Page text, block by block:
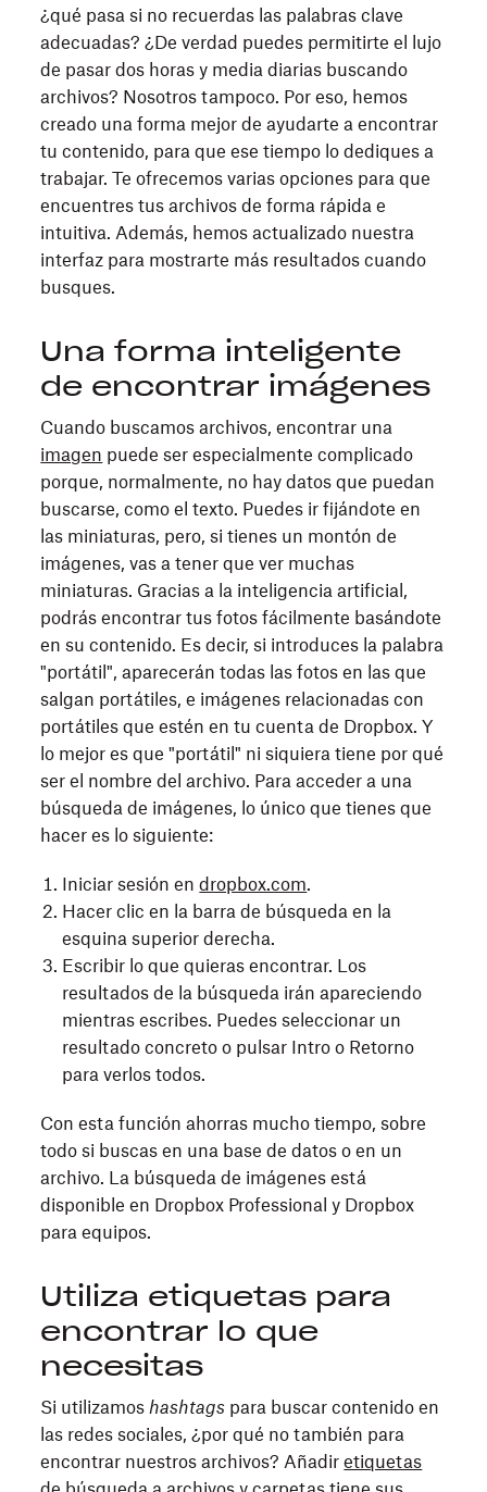
¿qué pasa si no recuerdas las palabras clave
adecuadas? ¿De verdad puedes permitirte el lujo
de pasar dos horas y media diarias buscando
archivos? Nosotros tampoco. Por eso, hemos
creado una forma mejor de ayudarte a encontrar
tu contenido, para que ese tiempo lo dediques a
trabajar. Te ofrecemos varias opciones para que
encuentres tus archivos de forma rápida e
intuitiva. Además, hemos actualizado nuestra
interfaz para mostrarte más resultados cuando
busques.
Una forma inteligente
de encontrar imágenes
Cuando buscamos archivos, encontrar una
imagen puede ser especialmente complicado
porque, normalmente, no hay datos que puedan
buscarse, como el texto. Puedes ir fijándote en
las miniaturas, pero, si tienes un montón de
imágenes, vas a tener que ver muchas
miniaturas. Gracias a la inteligencia artificial,
podrás encontrar tus fotos fácilmente basándote
en su contenido. Es decir, si introduces la palabra
"portátil", aparecerán todas las fotos en las que
salgan portátiles, e imágenes relacionadas con
portátiles que estén en tu cuenta de Dropbox. Y
lo mejor es que "portátil" ni siquiera tiene por qué
ser el nombre del archivo. Para acceder a una
búsqueda de imágenes, lo único que tienes que
hacer es lo siguiente:
Iniciar sesión endropbox.com.
Hacer clic en la barra de búsqueda en la
esquina superior derecha.
Escribir lo que quieras encontrar. Los
resultados de la búsqueda irán apareciendo
mientras escribes. Puedes seleccionar un
resultado concreto o pulsar Intro o Retorno
para verlos todos.
Con esta función ahorras mucho tiempo, sobre
todo si buscas en una base de datos o en un
archivo. La búsqueda de imágenes está
disponible en Dropbox Professional y Dropbox
para equipos.
Utiliza etiquetas para
encontrar lo que
necesitas
Si utilizamoshashtags para buscar contenido en
las redes sociales, ¿por qué no también para
encontrar nuestros archivos? Añadiretiquetas